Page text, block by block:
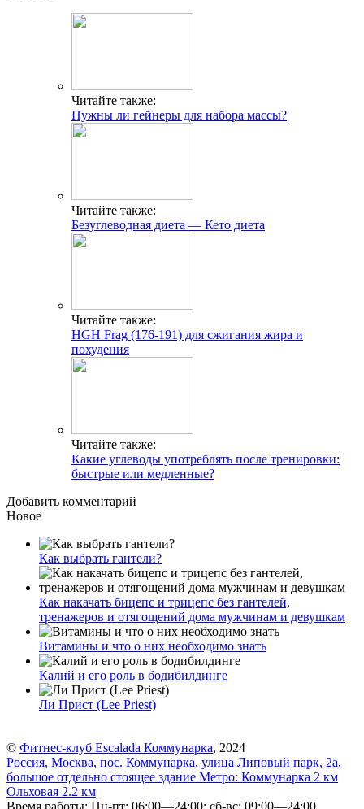
Читайте также:
Нужны ли гейнеры для набора массы?
Читайте также:
Безуглеводная диета — Кето диета
Читайте также:
HGH Frag (176-191) для сжигания жира и
похудения
Читайте также:
Какие углеводы употреблять после тренировки:
быстрые или медленные?
Добавить комментарий
Новое
Как выбрать гантели?
Как накачать бицепс и трицепс без гантелей,
тренажеров и отягощений дома мужчинам и девушкам
Витамины и что о них необходимо знать
Калий и его роль в бодибилдинге
Ли Прист (Lee Priest)
© Фитнес-клуб Escalada Коммунарка, 2024
Россия, Москва, пос. Коммунарка, улица Липовый парк, 2а,
большое отдельно стоящее здание Метро: Коммунарка 2 км
Ольховая 2.2 км
Время работы: Пн-пт: 06:00—24:00; сб-вс: 09:00—24:00